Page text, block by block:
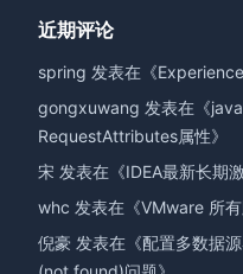
近期评论
spring 发表在《
gongxuwang 发表在《
RequestAttributes属性》
宋 发表在《IDEA最新长期
whc 发表在《VMware 所
倪豪 发表在《配置多数据